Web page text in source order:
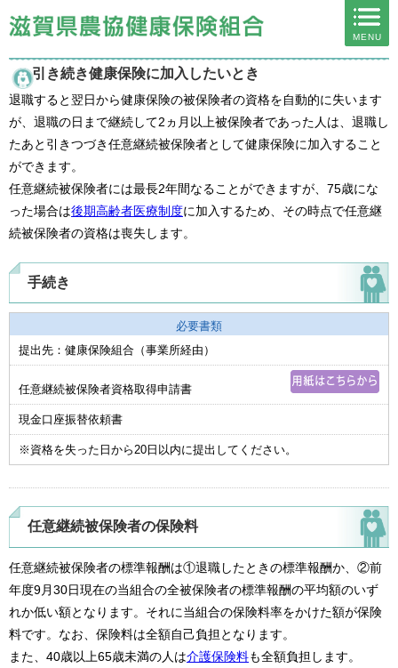
MENU
引き続き健康保険に加入したいとき
退職すると翌日から健康保険の被保険者の資格を自動的に失います
が、退職の日まで継続して2ヵ月以上被保険者であった人は、退職し
たあと引きつづき任意継続被保険者として健康保険に加入すること
ができます。
任意継続被保険者には最長2年間なることができますが、75歳にな
った場合は後期高齢者医療制度に加入するため、その時点で任意継
続被保険者の資格は喪失します。
手続き
必要書類
提出先：健康保険組合（事業所経由）
任意継続被保険者資格取得申請書
現金口座振替依頼書
※資格を失った日から20日以内に提出してください。
任意継続被保険者の保険料
任意継続被保険者の標準報酬は①退職したときの標準報酬か、②前
年度9月30日現在の当組合の全被保険者の標準報酬の平均額のいず
れか低い額となります。それに当組合の保険料率をかけた額が保険
料です。なお、保険料は全額自己負担となります。
また、40歳以上65歳未満の人は介護保険料も全額負担します。